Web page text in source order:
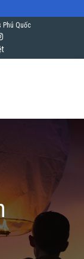
Phú Quốc